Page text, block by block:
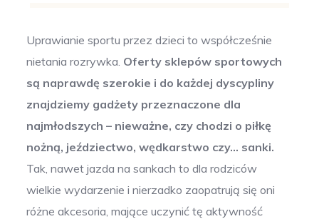
Uprawianie sportu przez dzieci to współcześnie
nietania rozrywka. Oferty sklepów sportowych
są naprawdę szerokie i do każdej dyscypliny
znajdziemy gadżety przeznaczone dla
najmłodszych – nieważne, czy chodzi o piłkę
nożną, jeździectwo, wędkarstwo czy… sanki.
Tak, nawet jazda na sankach to dla rodziców
wielkie wydarzenie i nierzadko zaopatrują się oni
różne akcesoria, mające uczynić tę aktywność